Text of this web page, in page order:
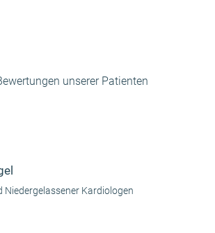
unserer Patienten
Niedergelassener Kardiologen